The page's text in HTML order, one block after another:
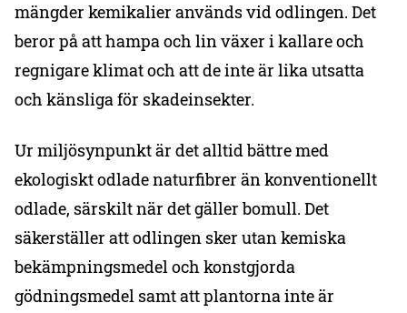
mängder kemikalier används vid odlingen. Det
beror på att hampa och lin växer i kallare och
regnigare klimat och att de inte är lika utsatta
och känsliga för skadeinsekter.
Ur miljösynpunkt är det alltid bättre med
ekologiskt odlade naturfibrer än konventionellt
odlade, särskilt när det gäller bomull. Det
säkerställer att odlingen sker utan kemiska
bekämpningsmedel och konstgjorda
gödningsmedel samt att plantorna inte är